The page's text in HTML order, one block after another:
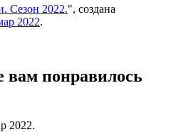
Сезон 2022.", создана
2022.
вам понравилось
2022.